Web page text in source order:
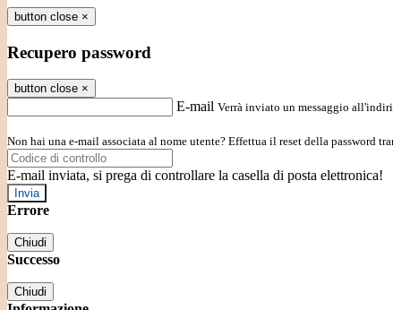
button close ×
Recupero password
button close ×
E-mail Verrà inviato un messaggio
Non hai una e-mail associata al nome utente? Effettua il reset della password
E-mail inviata, si prega di controllare la casella di posta elettronica!
Errore
Chiudi
Successo
Chiudi